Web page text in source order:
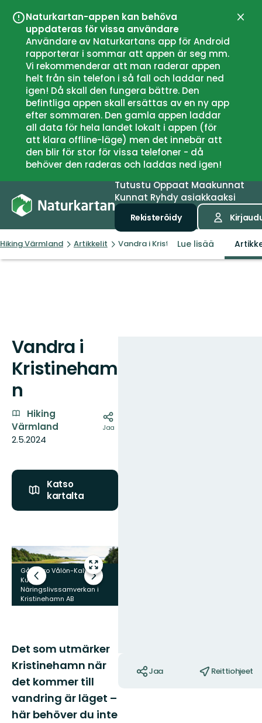
Naturkartan-appen kan behöva
uppdateras för vissa användare
Användare av Naturkartans app för Android
rapporterar i sommar att appen är seg mm.
Vi rekommenderar att man raderar appen
helt från sin telefon i så fall och laddar ned
igen! Då skall den fungera bättre. Den
befintliga appen skall ersättas av en ny app
efter sommaren. Den gamla appen laddar
all data för hela landet lokalt i appen (för
att klara offline-läge) men det innebär att
den blir för stor för vissa telefoner - då
behöver den raderas och laddas ned igen!
Sulje
TutustuOppaatMaakunnat
Kunnat Ryhdy asiakkaaksi
Rekisteröidy
Hiking Värmland Artikkelit Vandra i Kristinehamn
Lue lisää
Vandra i
Kristineham
n
Hiking
Värmland
2.5.2024
Jaa
Katso
kartalta
Kuvat
Siirry
koko
näytön
Edellinen
dia
Seuraava
dia
Gångbro Vålön-Kalvön
Kuva:
Näringslivssamverkan i
Kristinehamn AB
Det som utmärker
Kristinehamn när
det kommer till
vandring är läget –
här behöver du inte
Jaa Reittiohjeet